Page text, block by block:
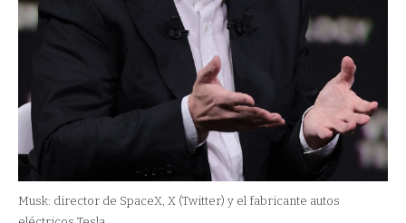
Musk: director de SpaceX, X (Twitter) y el fabricante autos